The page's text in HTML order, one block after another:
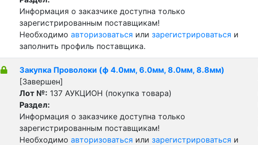
Информация о заказчике доступна только
зарегистрированным поставщикам!
Необходимо авторизоваться или зарегистрироваться и
заполнить профиль поставщика.
Закупка Проволоки (ф 4.0мм, 6.0мм, 8.0мм, 8.8мм)
[Завершен]
Лот №: 137 АУКЦИОН (покупка товара)
Раздел:
Информация о заказчике доступна только
зарегистрированным поставщикам!
Необходимо авторизоваться или зарегистрироваться и